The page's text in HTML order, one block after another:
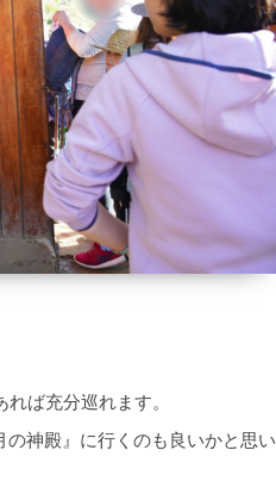
ば充分巡れます。
神殿』に行くのも良いかと思い